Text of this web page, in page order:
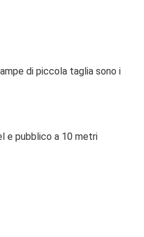
di piccola taglia sono i
e pubblico a 10 metri